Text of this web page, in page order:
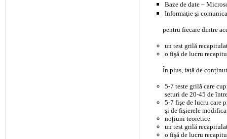
Baze de date –
Informaţie şi
pentru fiecare dintre
un test grilă
o fişă de lucru
În plus, față de
5-7 teste grilă care
seturi de 20-45 de
5-7 fişe de lucru care
şi de fişierele
noțiuni teoretice
un test grilă
o fişă de lucru